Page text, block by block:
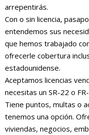
arrepentirás.
Con o sin licencia,
entendemos sus
que hemos trabajado
ofrecerle cobertura
estadounidense.
Aceptamos licencias
necesitas un SR-22 o
Tiene puntos, multas o
tenemos una opción.
viviendas, negocios,